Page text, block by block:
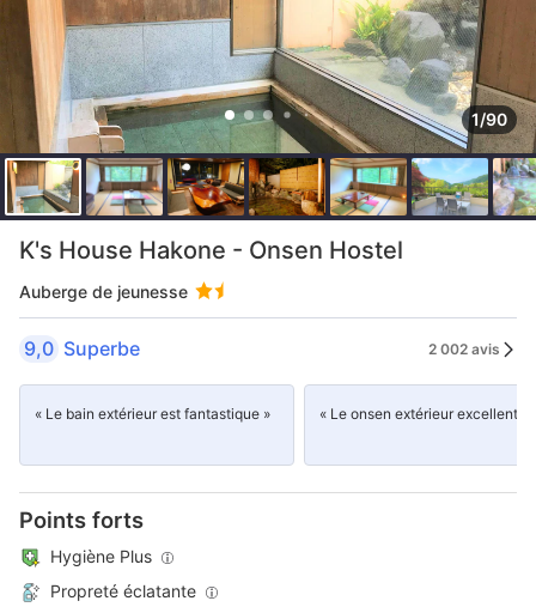
1/90
K's House Hakone - Onsen Hostel
Auberge de jeunesse
9,0 Superbe 2 002 avis
« Le bain extérieur est fantastique » « Le onsen extérieur excellent. »
Points forts
Hygiène Plus
Propreté éclatante